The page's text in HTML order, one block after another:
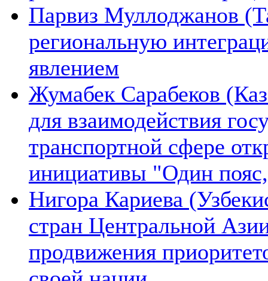
Парвиз Муллоджанов
региональную
явлением
Жумабек Сарабеков
для взаимодействия
транспортной сфере
инициативы "Один
Нигора Кариева
стран Центральной
продвижения